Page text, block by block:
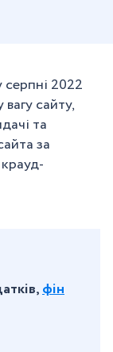
серпні 2022
сайту,
та
за
фін